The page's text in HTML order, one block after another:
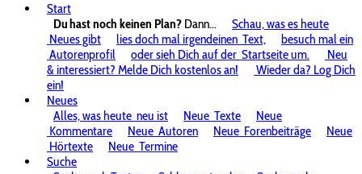
Start
Du hast noch keinen Plan? Dann...
Schau, was es heute
Neues gibt
lies doch mal irgendeinen Text,
besuch mal ein
Autorenprofil
oder sieh Dich auf der Startseite um.
Neu
& interessiert? Melde Dich kostenlos an!
Wieder da? Log Dich
ein!
Neues
Alles, was heute neu ist Neue Texte
Neue
Kommentare
Neue Autoren Neue Forenbeiträge
Neue
Hörtexte
Neue Termine
Suche